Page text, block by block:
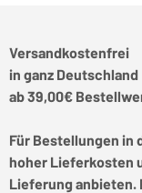
Versandkostenfrei
in ganz Deutschland
ab 39,00€
Für Bestellungen in
hoher Lieferkosten
Lieferung